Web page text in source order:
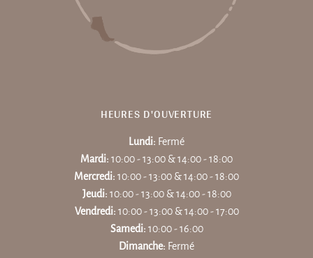
HEURES D'OUVERTURE
Lundi: Fermé
Mardi: 10:00 - 13:00 & 14:00 - 18:00
Mercredi: 10:00 - 13:00 & 14:00 - 18:00
Jeudi: 10:00 - 13:00 & 14:00 - 18:00
Vendredi: 10:00 - 13:00 & 14:00 - 17:00
Samedi: 10:00 - 16:00
Dimanche: Fermé